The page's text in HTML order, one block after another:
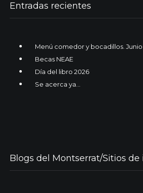
Entradas recientes
Menú comedor y bocadillos.
Becas NEAE
Día del libro 2026
Se acerca ya…
Blogs del Montserrat/Sitios de